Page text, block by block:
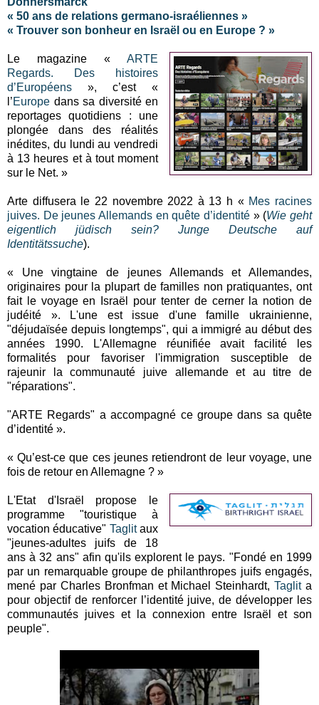
« 50 ans de relations germano-israéliennes »
« Trouver son bonheur en Israël ou en Europe ? »
Le magazine «ARTE
Regards. Des histoires
d’Européens », c’est «
l’Europe dans sa diversité en
reportages quotidiens : une
plongée dans des réalités
inédites, du lundi au vendredi
à 13 heures et à tout moment
sur le Net. »
Arte diffusera le 22 novembre 2022 à 13 h « Mes racines
juives. De jeunes Allemands en quête d’identité » (Wie geht
eigentlich jüdisch sein? Junge Deutsche auf
Identitätssuche).
« Une vingtaine de jeunes Allemands et Allemandes,
originaires pour la plupart de familles non pratiquantes, ont
fait le voyage en Israël pour tenter de cerner la notion de
judéité ». L'une est issue d'une famille ukrainienne,
"déjudaïsée depuis longtemps", qui a immigré au début des
années 1990. L'Allemagne réunifiée avait facilité les
formalités pour favoriser l'immigration susceptible de
rajeunir la communauté juive allemande et au titre de
"réparations".
"ARTE Regards" a accompagné ce groupe dans sa quête
d’identité ».
« Qu’est-ce que ces jeunes retiendront de leur voyage, une
fois de retour en Allemagne ? »
L'Etat d'Israël propose le
programme "touristique à
vocation éducative" Taglitaux
"jeunes-adultes juifs de 18
ans à 32 ans" afin qu'ils explorent le pays. "Fondé en 1999
par un remarquable groupe de philanthropes juifs engagés,
mené par Charles Bronfman et Michael Steinhardt,Taglita
pour objectif de renforcer l’identité juive, de développer les
communautés juives et la connexion entre Israël et son
peuple".